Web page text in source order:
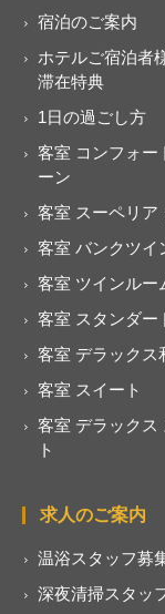
宿泊のご案内
ホテルご宿泊者
滞在特典
1日の過ごし方
客室 コンフォー
ーン
客室 スーペリア
客室 バンクツイ
客室 ツインルー
客室 スタンダー
客室 デラックス
客室 スイート
客室 デラックス
ト
求人のご案内
温浴スタッフ募
深夜清掃スタッ